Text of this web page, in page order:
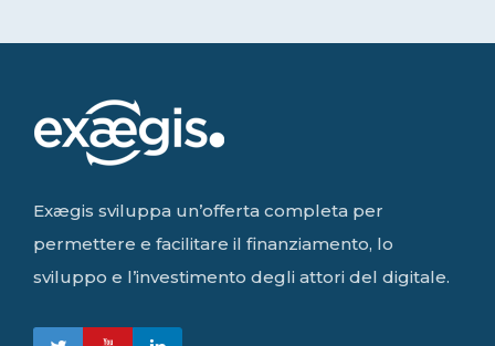
Exægis sviluppa un’offerta completa per
permettere e facilitare il finanziamento, lo
sviluppo e l’investimento degli attori del digitale.